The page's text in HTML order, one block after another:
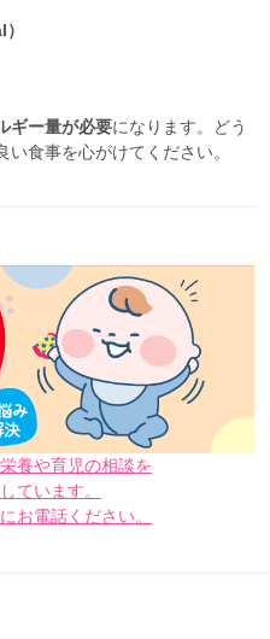
ギー量が必要になります。どう
食事を心がけてください。
養や育児の相談を
ています。
お電話ください。